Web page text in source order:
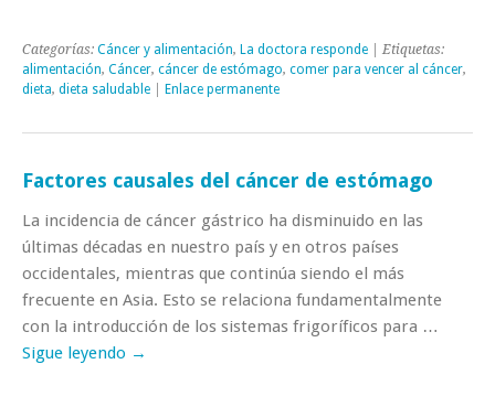
Categorías: Cáncer y alimentación, La doctora responde | Etiquetas:
alimentación, Cáncer, cáncer de estómago, comer para vencer al cáncer,
dieta, dieta saludable Enlace permanente
Factores causales del cáncer de estómago
La incidencia de cáncer gástrico ha disminuido en las
últimas décadas en nuestro país y en otros países
occidentales, mientras que continúa siendo el más
frecuente en Asia. Esto se relaciona fundamentalmente
con la introducción de los sistemas frigoríficos para …
Sigue leyendo →